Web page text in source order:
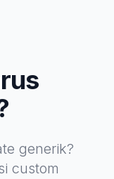
generik?
custom